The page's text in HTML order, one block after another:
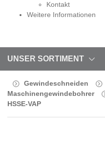
Kontakt
Weitere Informationen
UNSER SORTIMENT
Gewindeschneiden
Maschinengewindebohrer
HSSE-VAP